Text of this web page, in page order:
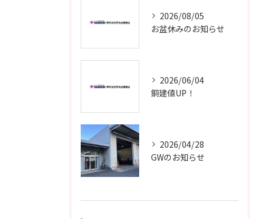
2026/08/05
お盆休みのお知らせ
2026/06/04
銅建値UP！
2026/04/28
GWのお知らせ